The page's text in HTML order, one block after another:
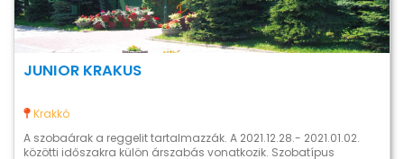
JUNIOR KRAKUS
Krakkó
A szobaárak a reggelit tartalmazzák. A 2021.12.28.- 2021.01.02.
közötti időszakra külön árszabás vonatkozik. Szobatípus